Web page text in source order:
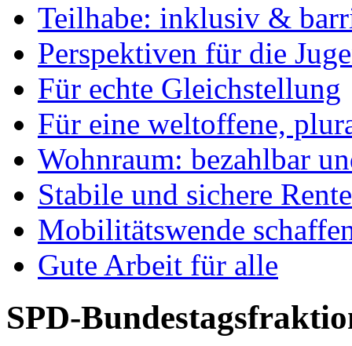
Teilhabe: inklusiv &
Perspektiven für die
Für echte Gleichstellung
Für eine weltoffene,
Wohnraum: bezahlbar
Stabile und sichere
Mobilitätswende
Gute Arbeit für alle
SPD-